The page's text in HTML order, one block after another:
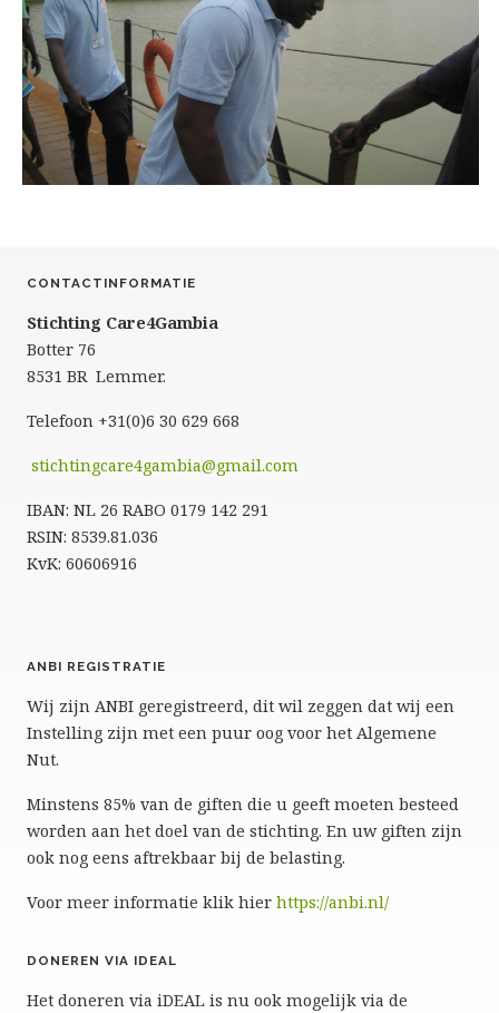
CONTACTINFORMATIE
Stichting Care4Gambia
Botter 76
8531 BR Lemmer.
Telefoon +31(0)6 30 629 668
stichtingcare4gambia@gmail.com
IBAN: NL 26 RABO 0179 142 291
RSIN: 8539.81.036
KvK: 60606916
ANBI REGISTRATIE
Wij zijn ANBI geregistreerd, dit wil zeggen dat wij een
Instelling zijn met een puur oog voor het Algemene
Nut.
Minstens 85% van de giften die u geeft moeten besteed
worden aan het doel van de stichting. En uw giften zijn
ook nog eens aftrekbaar bij de belasting.
Voor meer informatie klik hier https://anbi.nl/
DONEREN VIA IDEAL
Het doneren via iDEAL is nu ook mogelijk via de